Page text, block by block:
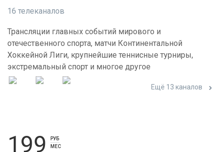
16 телеканалов
Трансляции главных событий мирового и
отечественного спорта, матчи Континентальной
Хоккейной Лиги, крупнейшие теннисные турниры,
экстремальный спорт и многое другое
Ещё 13 каналов
199
РУБ
МЕС